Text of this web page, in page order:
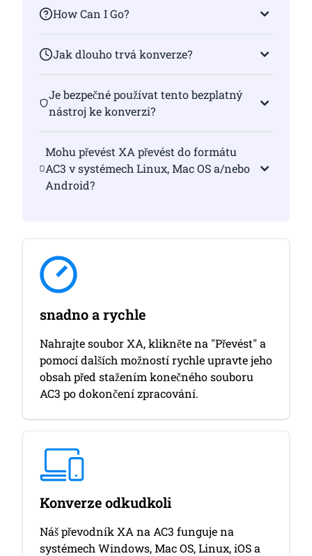
How Can I Go?
Jak dlouho trvá konverze?
Je bezpečné používat tento bezplatný
nástroj ke konverzi?
Mohu převést XA převést do formátu
AC3 v systémech Linux, Mac OS a/nebo
Android?
snadno a rychle
Nahrajte soubor XA, klikněte na "Převést" a
pomocí dalších možností rychle upravte jeho
obsah před stažením konečného souboru
AC3 po dokončení zpracování.
Konverze odkudkoli
Náš převodník XA na AC3 funguje na
systémech Windows, Mac OS, Linux, iOS a